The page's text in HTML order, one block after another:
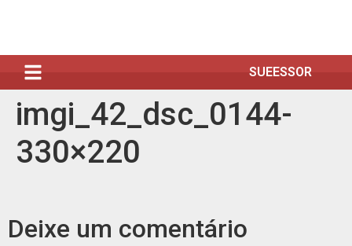
SUEESSOR
imgi_42_dsc_0144-
330×220
Deixe um comentário